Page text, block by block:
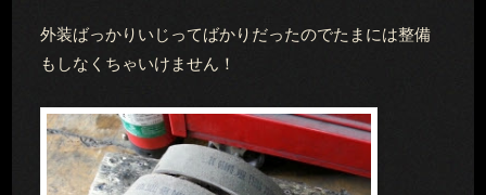
外装ばっかりいじってばかりだったのでたまには整備
もしなくちゃいけません！